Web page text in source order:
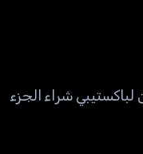
ولا ترغب بالانتظار عامين أو ثلاثة لتحصل على 144٪، يمكن لباكستيبي شراء الجزء